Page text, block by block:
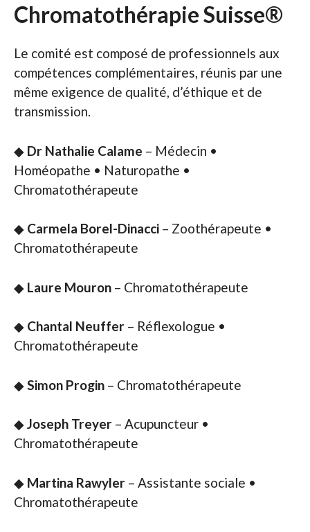
Chromatothérapie Suisse®
Le comité est composé de professionnels aux
compétences complémentaires, réunis par une
même exigence de qualité, d’éthique et de
transmission.
◆ Dr Nathalie Calame – Médecin •
Homéopathe • Naturopathe •
Chromatothérapeute
◆ Carmela Borel-Dinacci – Zoothérapeute •
Chromatothérapeute
◆ Laure Mouron – Chromatothérapeute
◆ Chantal Neuffer – Réflexologue •
Chromatothérapeute
◆Simon Progin – Chromatothérapeute
◆Joseph Treyer – Acupuncteur •
Chromatothérapeute
◆ Martina Rawyler – Assistante sociale •
Chromatothérapeute